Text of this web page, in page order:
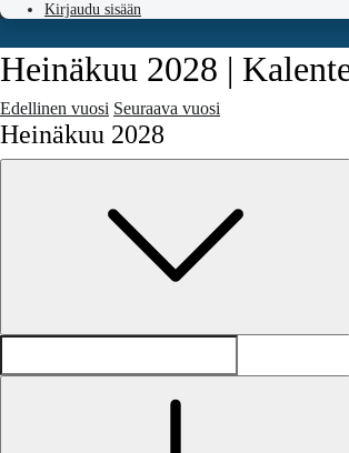
Kirjaudu sisään
Heinäkuu 2028 |
Edellinen vuosi Seuraava vuosi
Heinäkuu 2028